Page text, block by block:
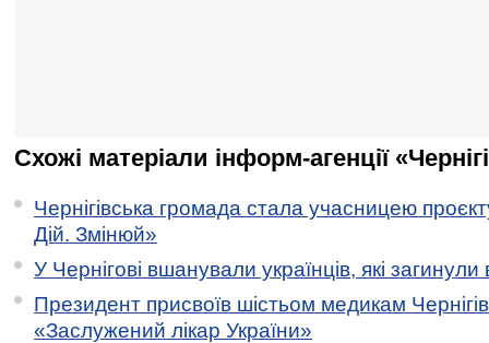
Схожі матеріали інформ-агенції
Чернігівська громада стала учасницею
Дій. Змінюй»
У Чернігові вшанували українців, які загинули
Президент присвоїв шістьом медикам
«Заслужений лікар України»